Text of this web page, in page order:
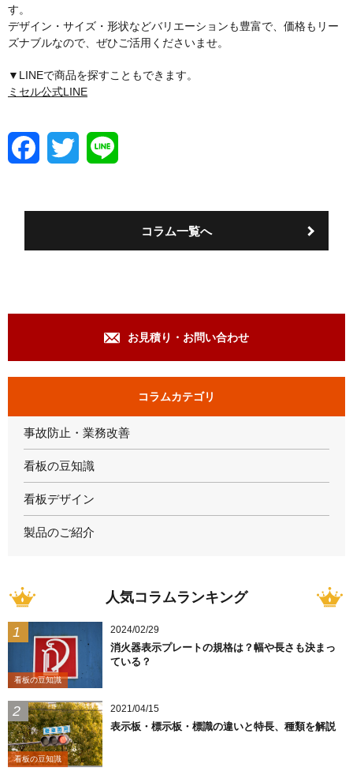
す。
デザイン・サイズ・形状などバリエーションも豊富で、価格もリー
ズナブルなので、ぜひご活用くださいませ。
▼LINEで商品を探すこともできます。
ミセル公式LINE
b
w
t
コラム一覧へ
お見積り・お問い合わせ
コラムカテゴリ
事故防止・業務改善
看板の豆知識
看板デザイン
製品のご紹介
人気コラムランキング
看板の豆知識
2024/02/29
消火器表示プレートの規格は？幅や長さも決まっ
ている？
看板の豆知識
2021/04/15
表示板・標示板・標識の違いと特長、種類を解説